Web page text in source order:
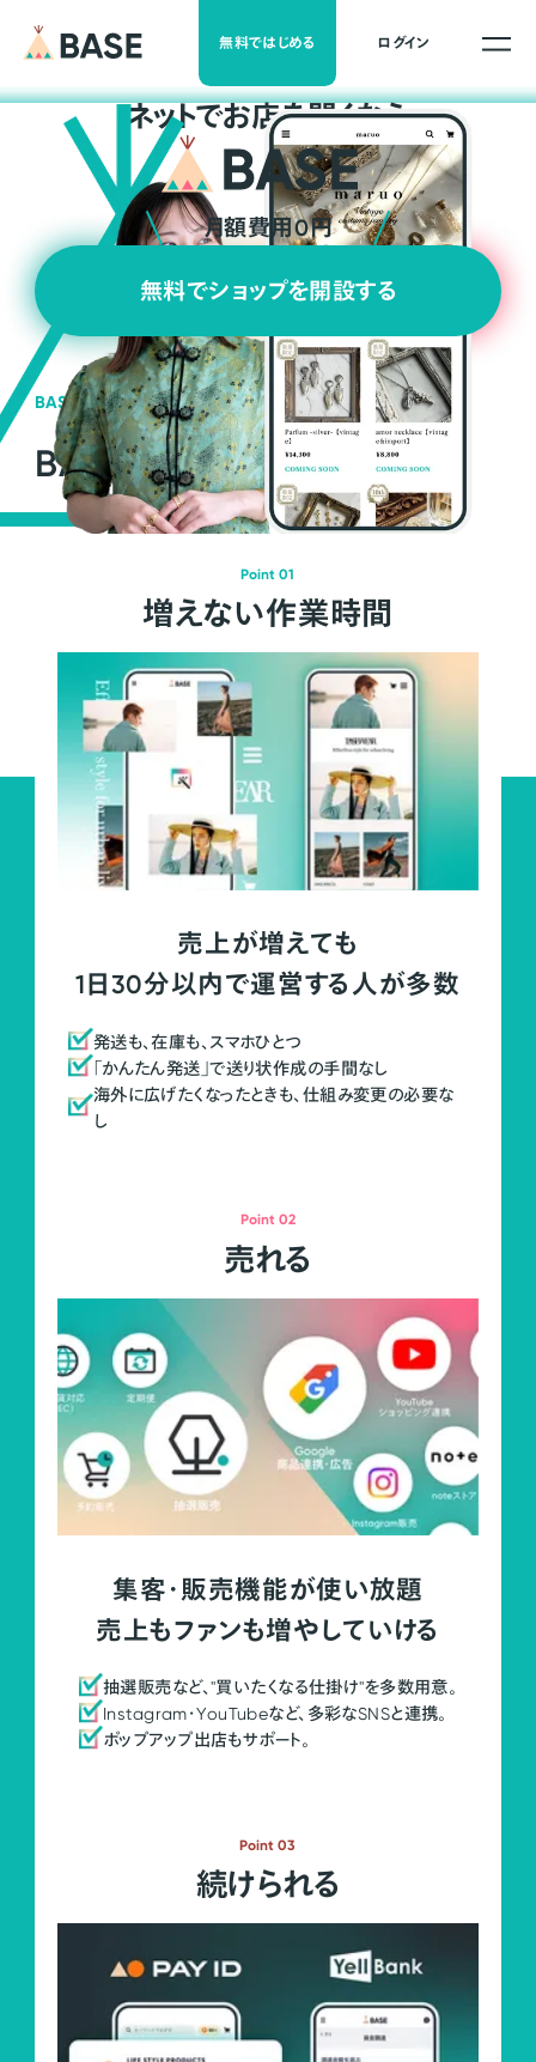
無料ではじめる ログイン
ネットでお店を開くなら
月額費用0円
無料でショップを開設する
BASEの強み
BASEが強い3つの理由
Point 01
増えない作業時間
売上が増えても
1日30分以内で運営する人が多数
発送も、在庫も、スマホひとつ
「かんたん発送」で送り状作成の手間なし
海外に広げたくなったときも、仕組み変更の必要な
し
Point 02
売れる
集客・販売機能が使い放題
売上もファンも増やしていける
抽選販売など、"買いたくなる仕掛け"を多数用意。
Instagram・YouTubeなど、多彩なSNSと連携。
ポップアップ出店もサポート。
Point 03
続けられる